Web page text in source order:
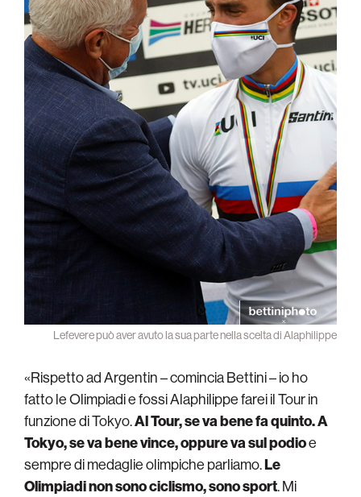
Lefevere può aver avuto la sua parte nella scelta di Alaphilippe
«Rispetto ad Argentin – comincia Bettini – io ho
fatto le Olimpiadi e fossi Alaphilippe farei il Tour in
funzione di Tokyo.Al Tour, se va bene fa quinto. A
Tokyo, se va bene vince, oppure va sul podioe
sempre di medaglie olimpiche parliamo.Le
Olimpiadi non sono ciclismo, sono sport. Mi